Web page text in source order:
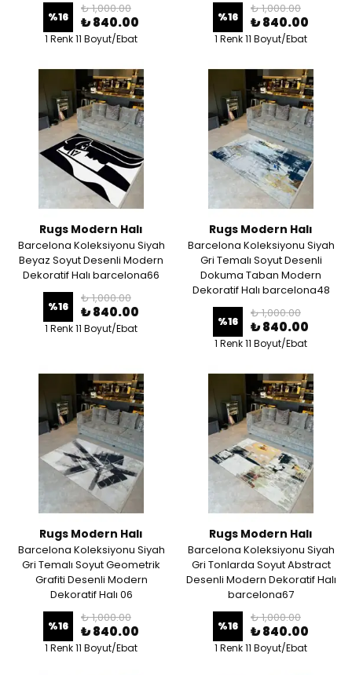
%16
₺ 1,000.00
₺ 840.00
1 Renk 11 Boyut/Ebat
%16
₺ 1,000.00
₺ 840.00
1 Renk 11 Boyut/Ebat
Rugs Modern Halı
Barcelona Koleksiyonu Siyah
Beyaz Soyut Desenli Modern
Dekoratif Halı barcelona66
%16
₺ 1,000.00
₺ 840.00
1 Renk 11 Boyut/Ebat
Rugs Modern Halı
Barcelona Koleksiyonu Siyah
Gri Temalı Soyut Desenli
Dokuma Taban Modern
Dekoratif Halı barcelona48
%16
₺ 1,000.00
₺ 840.00
1 Renk 11 Boyut/Ebat
Rugs Modern Halı
Barcelona Koleksiyonu Siyah
Gri Temalı Soyut Geometrik
Grafiti Desenli Modern
Dekoratif Halı 06
%16
₺ 1,000.00
₺ 840.00
1 Renk 11 Boyut/Ebat
Rugs Modern Halı
Barcelona Koleksiyonu Siyah
Gri Tonlarda Soyut Abstract
Desenli Modern Dekoratif Halı
barcelona67
%16
₺ 1,000.00
₺ 840.00
1 Renk 11 Boyut/Ebat